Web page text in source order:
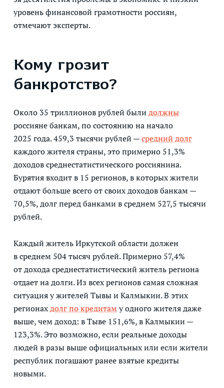
уровень финансовой грамотности россиян,
отмечают эксперты.
Кому грозит
банкротство?
Около 35 триллионов рублей были должны
россияне банкам, по состоянию на начало
2025 года. 459,3 тысячи рублей —средний долг
каждого жителя страны, это примерно 51,3%
доходов среднестатистического россиянина.
Бурятия входит в 15 регионов, в которых жители
отдают больше всего от своих доходов банкам —
70,5%, долг перед банками в среднем 527,5 тысячи
рублей.
Каждый житель Иркутской области должен
в среднем 504 тысяч рублей. Примерно 57,4%
от дохода среднестатистический житель региона
отдает на долги. Из всех регионов самая сложная
ситуация у жителей Тывы и Калмыкии. В этих
регионахдолг по кредитаму одного жителя даже
выше, чем доход: в Тыве 151,6%, в Калмыкии —
123,3%. Это возможно, если реальные доходы
людей в разы выше официальных или если жители
республик погашают ранее взятые кредиты
новыми.